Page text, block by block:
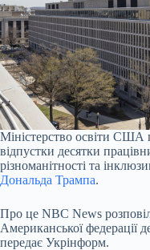
Міністерство освіти США
відпустки десятки
різноманітності та
Дональда Трампа.
Про це NBC News
Американської федерації
передає Укрінформ.